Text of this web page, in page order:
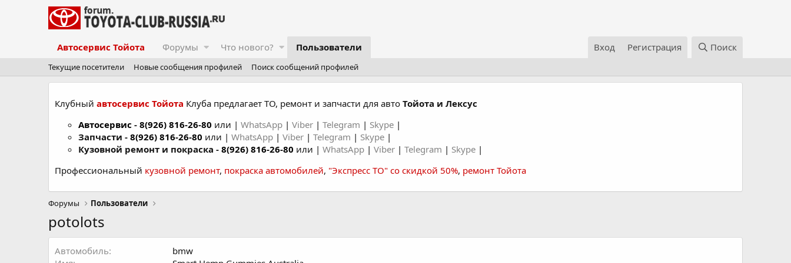
Автосервис Тойота Форумы Что нового? Пользователи Вход Регистрация Поиск
Текущие посетители Новые сообщения профилей Поиск сообщений профилей
Клубный автосервис Тойота Клуба предлагает ТО, ремонт и запчасти для авто Тойота и Лексус
Автосервис - 8(926) 816-26-80 или | WhatsApp | Viber | Telegram | Skype |
Запчасти - 8(926) 816-26-80 или | WhatsApp | Viber | Telegram | Skype |
Кузовной ремонт и покраска - 8(926) 816-26-80 или | WhatsApp | Viber | Telegram | Skype |
Профессиональный кузовной ремонт, покраска автомобилей, "Экспресс ТО" со скидкой 50%, ремонт Тойота
Форумы Пользователи
potolots
Автомобиль
bmw